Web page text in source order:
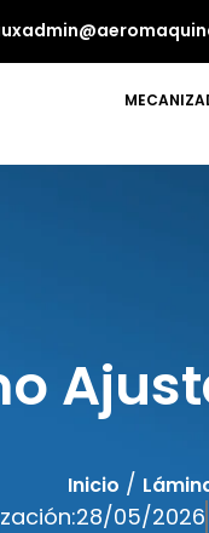
Inicio /
28/05/2026